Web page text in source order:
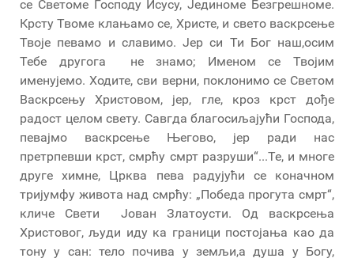
се Светоме Господу Исусу, Јединоме Безгрешноме.
Крсту Твоме клањамо се, Христе, и свето васкрсење
Твоје певамо и славимо. Јер си Ти Бог наш,осим
Тебе другога не знамо; Именом се Твојим
именујемо. Ходите, сви верни, поклонимо се Светом
Васкрсењу Христовом, јер, гле, кроз крст дође
радост целом свету. Савгда благосиљајући Господа,
певајмо васкрсење Његово, јер ради нас
претрпевши крст, смрћу смрт разруши“...Те, и многе
друге химне, Црква пева радујући се коначном
тријумфу живота над смрћу: „Победа прогута смрт“,
кличе Свети Јован Златоусти. Од васкрсења
Христовог, људи иду ка граници постојања као да
тону у сан: тело почива у земљи,а душа у Богу,